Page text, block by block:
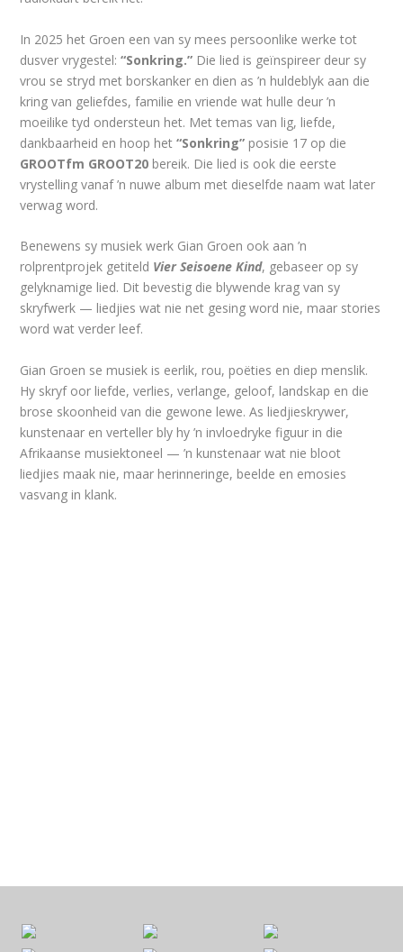
In 2025 het Groen een van sy mees persoonlike werke tot
dusver vrygestel:“Sonkring.” Die lied is geïnspireer deur sy
vrou se stryd met borskanker en dien as ’n huldeblyk aan die
kring van geliefdes, familie en vriende wat hulle deur ’n
moeilike tyd ondersteun het. Met temas van lig, liefde,
dankbaarheid en hoop het“Sonkring” posisie 17 op die
GROOTfm GROOT20 bereik. Die lied is ook die eerste
vrystelling vanaf ’n nuwe album met dieselfde naam wat later
verwag word.
Benewens sy musiek werk Gian Groen ook aan ’n
rolprentprojek getiteld Vier Seisoene Kind, gebaseer op sy
gelyknamige lied. Dit bevestig die blywende krag van sy
skryfwerk — liedjies wat nie net gesing word nie, maar stories
word wat verder leef.
Gian Groen se musiek is eerlik, rou, poëties en diep menslik.
Hy skryf oor liefde, verlies, verlange, geloof, landskap en die
brose skoonheid van die gewone lewe. As liedjieskrywer,
kunstenaar en verteller bly hy ’n invloedryke figuur in die
Afrikaanse musiektoneel — ’n kunstenaar wat nie bloot
liedjies maak nie, maar herinneringe, beelde en emosies
vasvang in klank.